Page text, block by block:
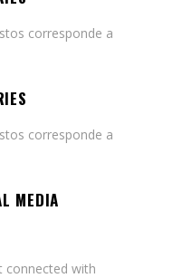
corresponde a
corresponde a
MEDIA
connected with